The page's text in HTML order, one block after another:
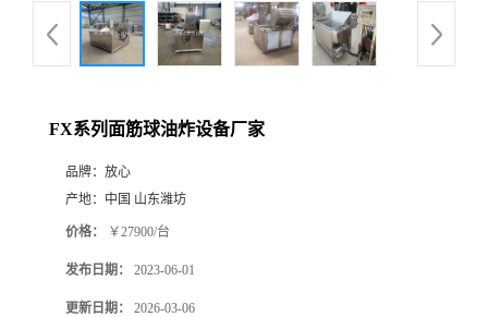
FX系列面筋球油炸设备厂家
品牌： 放心
产地： 中国 山东潍坊
价格： ￥27900/台
发布日期： 2023-06-01
更新日期： 2026-03-06